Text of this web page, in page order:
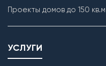
Проекты домов до 150 кв.м
УСЛУГИ